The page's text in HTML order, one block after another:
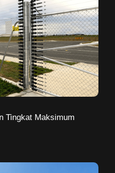
Tingkat Maksimum